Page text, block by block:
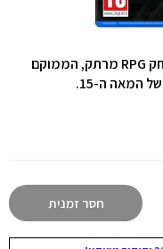
Kingdom Come: Deliverance II הוא משחק RPG מרתק, הממוקם
המאה ה-15.
חסר זמנית